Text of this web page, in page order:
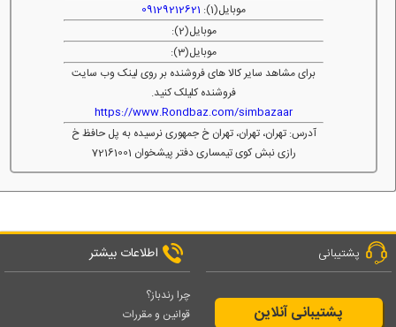
موبایل(1):
09129212621
موبایل(2):
موبایل(3):
برای مشاهد سایر کالا های فروشنده بر روی لینک وب سایت
فروشنده کلیلک کنید.
https://www.Rondbaz.com/simbazaar
آدرس: تهران، تهران، تهران خ جمهوری نرسیده به پل حافظ خ
رازی نبش کوی تیمساری دفتر پیشخوان 72161001
پشتیبانی
پشتیبانی آنلاین
اطلاعات بیشتر
چرا رندباز؟
قوانین و مقررات